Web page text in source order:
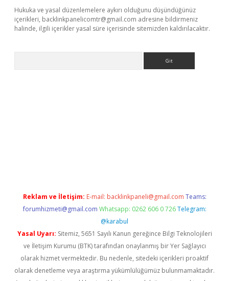
Hukuka ve yasal düzenlemelere aykırı olduğunu düşündüğünüz
içerikleri, backlinkpanelicomtr@gmail.com adresine bildirmeniz
halinde, ilgili içerikler yasal süre içerisinde sitemizden kaldırılacaktır.
Reklam ve İletişim: E-mail: backlinkpaneli@gmail.com Teams:
forumhizmeti@gmail.com Whatsapp: 0262 606 0 726 Telegram:
@karabul
Yasal Uyarı: Sitemiz, 5651 Sayılı Kanun gereğince Bilgi Teknolojileri
ve İletişim Kurumu (BTK) tarafından onaylanmış bir Yer Sağlayıcı
olarak hizmet vermektedir. Bu nedenle, sitedeki içerikleri proaktif
olarak denetleme veya araştırma yükümlülüğümüz bulunmamaktadır.